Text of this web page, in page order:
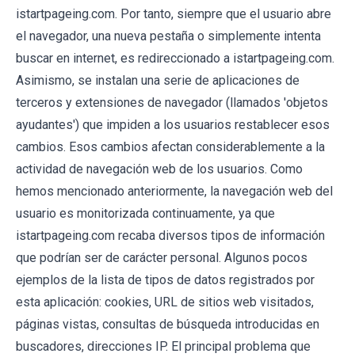
istartpageing.com. Por tanto, siempre que el usuario abre
el navegador, una nueva pestaña o simplemente intenta
buscar en internet, es redireccionado a istartpageing.com.
Asimismo, se instalan una serie de aplicaciones de
terceros y extensiones de navegador (llamados 'objetos
ayudantes') que impiden a los usuarios restablecer esos
cambios. Esos cambios afectan considerablemente a la
actividad de navegación web de los usuarios. Como
hemos mencionado anteriormente, la navegación web del
usuario es monitorizada continuamente, ya que
istartpageing.com recaba diversos tipos de información
que podrían ser de carácter personal. Algunos pocos
ejemplos de la lista de tipos de datos registrados por
esta aplicación: cookies, URL de sitios web visitados,
páginas vistas, consultas de búsqueda introducidas en
buscadores, direcciones IP. El principal problema que